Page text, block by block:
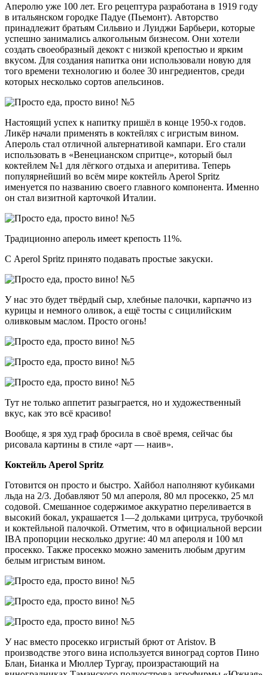
Аперолю уже 100 лет. Его рецептура разработана в 1919 году
в итальянском городке Падуе (Пьемонт). Авторство
принадлежит братьям Сильвио и Луиджи Барбьери, которые
успешно занимались алкогольным бизнесом. Они хотели
создать своеобразный декокт с низкой крепостью и ярким
вкусом. Для создания напитка они использовали новую для
того времени технологию и более 30 ингредиентов, среди
которых несколько сортов апельсинов.
Настоящий успех к напитку пришёл в конце 1950-х годов.
Ликёр начали применять в коктейлях с игристым вином.
Апероль стал отличной альтернативой кампари. Его стали
использовать в «Венецианском спритце», который был
коктейлем №1 для лёгкого отдыха и аперитива. Теперь
популярнейший во всём мире коктейль Aperol Spritz
именуется по названию своего главного компонента. Именно
он стал визитной карточкой Италии.
Традиционно апероль имеет крепость 11%.
С Aperol Spritz принято подавать простые закуски.
У нас это будет твёрдый сыр, хлебные палочки, карпаччо из
курицы и немного оливок, а ещё тосты с сицилийским
оливковым маслом. Просто огонь!
Тут не только аппетит разыграется, но и художественный
вкус, как это всё красиво!
Вообще, я зря худ граф бросила в своё время, сейчас бы
рисовала картины в стиле «арт — наив».
Коктейль Aperol Spritz
Готовится он просто и быстро. Хайбол наполняют кубиками
льда на 2/3. Добавляют 50 мл апероля, 80 мл просекко, 25 мл
содовой. Смешанное содержимое аккуратно переливается в
высокий бокал, украшается 1—2 дольками цитруса, трубочкой
и коктейльной палочкой. Отметим, что в официальной версии
IBA пропорции несколько другие: 40 мл апероля и 100 мл
просекко. Также просекко можно заменить любым другим
белым игристым вином.
У нас вместо просекко игристый брют от Aristov. В
производстве этого вина используется виноград сортов Пино
Блан, Бианка и Мюллер Тургау, произрастающий на